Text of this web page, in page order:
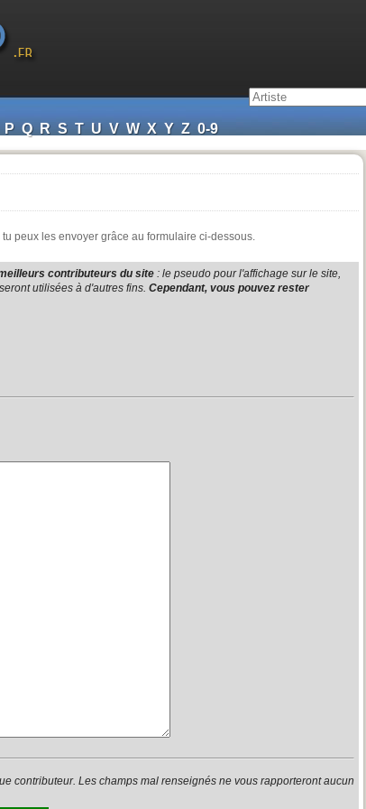
P Q R S T U V W X Y Z 0-9
peux les envoyer grâce au formulaire ci-dessous.
contributeurs du site : le pseudo pour l'affichage sur le site,
utilisées à d'autres fins. Cependant, vous pouvez rester
contributeur. Les champs mal renseignés ne vous rapporteront aucun